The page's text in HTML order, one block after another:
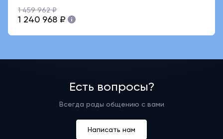
1 459 962 ₽
1 240 968 ₽
Есть вопросы?
Всегда рады общению с вами
Написать нам